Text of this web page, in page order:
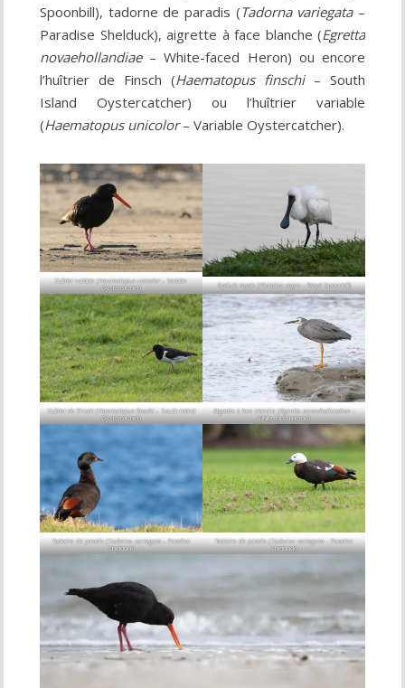
Spoonbill), tadorne de paradis (Tadorna variegata–
Paradise Shelduck), aigrette à face blanche (Egretta
novaehollandiae– White-faced Heron) ou encore
l’huîtrier de Finsch (Haematopus finschi– South
Island Oystercatcher) ou l’huîtrier variable
(Haematopus unicolor– Variable Oystercatcher).
Huîtrier variable (Haematopus unicolor– Variable
Oystercatcher)
Spatule royale (Platalea regia– Royal Spoonbill)
Huîtrier de Finsch (Haematopus finschi– South Island
Oystercatcher)
Aigrette à face blanche (Egretta novaehollandiae–
White-faced Heron)
Tadorne de paradis (Tadorna variegata– Paradise
Shelduck)
Tadorne de paradis (Tadorna variegata– Paradise
Shelduck)